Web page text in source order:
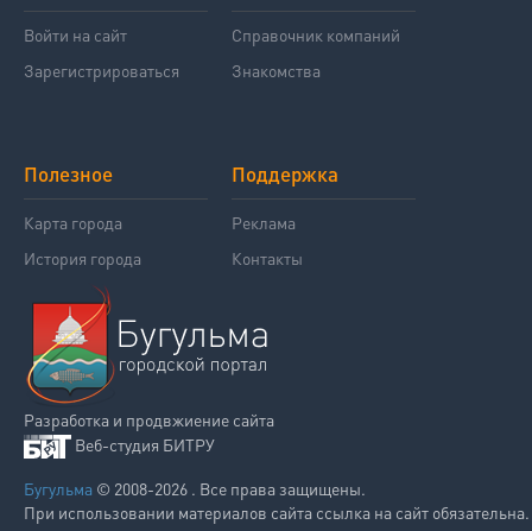
Войти на сайт
Зарегистрироваться
Справочник компаний
Знакомства
Полезное
Карта города
История города
Поддержка
Реклама
Контакты
Разработка и продвжиение сайта
Веб-студия БИТРУ
Бугульма © 2008-2026 . Все права защищены.
При использовании материалов сайта ссылка на сайт обязательна.